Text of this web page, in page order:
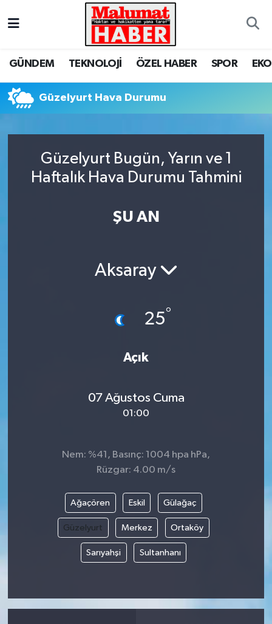
GÜNDEM TEKNOLOJİ ÖZEL HABER SPOR
Güzelyurt Hava Durumu
Güzelyurt Bugün, Yarın ve 1
Haftalık Hava Durumu Tahmini
ŞU AN
Aksaray
25°
Açık
07 Ağustos Cuma
01:00
Nem: %41, Basınç: 1004 hpa hPa,
Rüzgar: 4.00 m/s
Ağaçören Eskil Gülağaç
Güzelyurt Merkez Ortaköy
Sarıyahşi Sultanhanı
Nöbetçi Eczaneler
Tüm Manşetler